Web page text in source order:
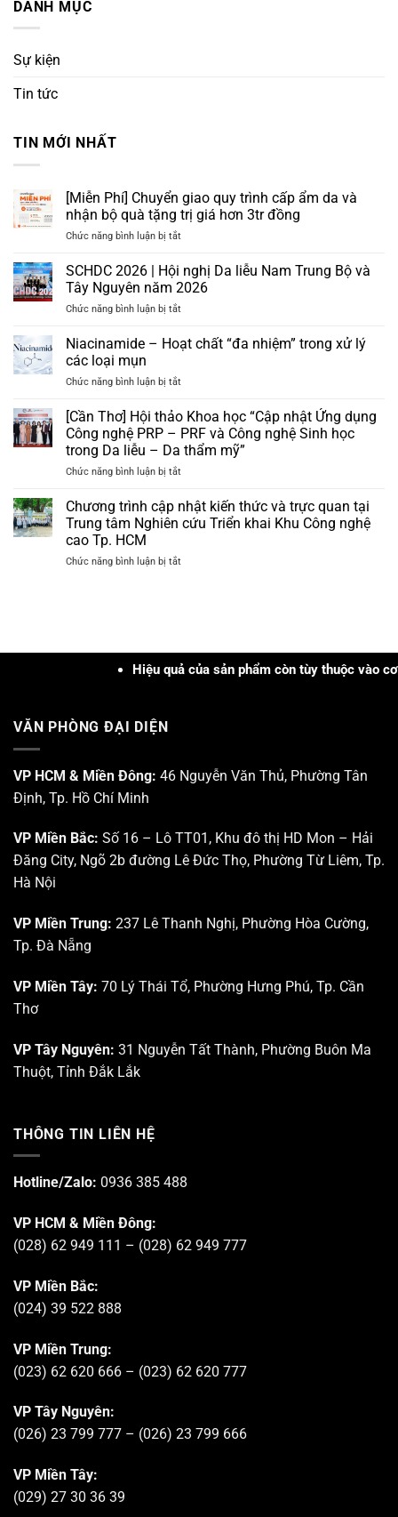
DANH MỤC
Sự kiện
Tin tức
TIN MỚI NHẤT
[Miễn Phí] Chuyển giao quy trình cấp ẩm da và
nhận bộ quà tặng trị giá hơn 3tr đồng
Chức năng bình luận bị tắtở
Phí]
Chuyển
giao
quy
cấp
và
bộ
quà
tặng
giá
3tr
đồng
SCHDC 2026 | Hội nghị Da liễu Nam Trung Bộ và
Tây Nguyên năm 2026
Chức năng bình luận bị tắtở
2026
|
nghị
liễu
Nam
Trung
Bộ
và
Nguyên
năm
Niacinamide – Hoạt chất “đa nhiệm” trong xử lý
các loại mụn
Chức năng bình luận bị tắtở
–
Hoạt
chất
“đa
nhiệm”
xử
các
mụn
[Cần Thơ] Hội thảo Khoa học “Cập nhật Ứng dụng
Công nghệ PRP – PRF và Công nghệ Sinh học
trong Da liễu – Da thẩm mỹ”
Chức năng bình luận bị tắtở
Thơ]
Hội
thảo
học
nghệ
PRP
học
–
thẩm
Chương trình cập nhật kiến thức và trực quan tại
Trung tâm Nghiên cứu Triển khai Khu Công nghệ
cao Tp. HCM
Chức năng bình luận bị tắtở
thức
và
cứu
Triển
Công
cao
Hiệu quả của sản phẩm còn tùy thuộc vào cơ
VĂN PHÒNG ĐẠI DIỆN
VP HCM & Miền Đông: 46 Nguyễn Văn Thủ, Phường Tân
Định, Tp. Hồ Chí Minh
VP Miền Bắc: Số 16 – Lô TT01, Khu đô thị HD Mon – Hải
Đăng City, Ngõ 2b đường Lê Đức Thọ, Phường Từ Liêm, Tp.
Hà Nội
VP Miền Trung: 237 Lê Thanh Nghị, Phường Hòa Cường,
Tp. Đà Nẵng
VP Miền Tây: 70 Lý Thái Tổ, Phường Hưng Phú, Tp. Cần
Thơ
VP Tây Nguyên: 31 Nguyễn Tất Thành, Phường Buôn Ma
Thuột, Tỉnh Đắk Lắk
THÔNG TIN LIÊN HỆ
Hotline/Zalo: 0936 385 488
VP HCM & Miền Đông:
(028) 62 949 111 – (028) 62 949 777
VP Miền Bắc:
(024) 39 522 888
VP Miền Trung:
(023) 62 620 666 – (023) 62 620 777
VP Tây Nguyên:
(026) 23 799 777 – (026) 23 799 666
VP Miền Tây:
(029) 27 30 36 39